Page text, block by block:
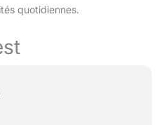
conception
quotidiennes.